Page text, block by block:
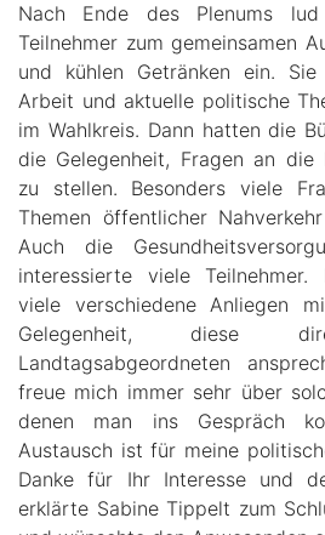
Nach Ende des Plenums
Teilnehmer zum gemeinsamen
und kühlen Getränken ein.
Arbeit und aktuelle politische
im Wahlkreis. Dann hatten die
die Gelegenheit, Fragen an die
zu stellen. Besonders viele
Themen öffentlicher
Auch die
interessierte viele
viele verschiedene Anliegen
Gelegenheit, diese
Landtagsabgeordneten
freue mich immer sehr über
denen man ins Gespräch
Austausch ist für meine
Danke für Ihr Interesse und
erklärte Sabine Tippelt zum